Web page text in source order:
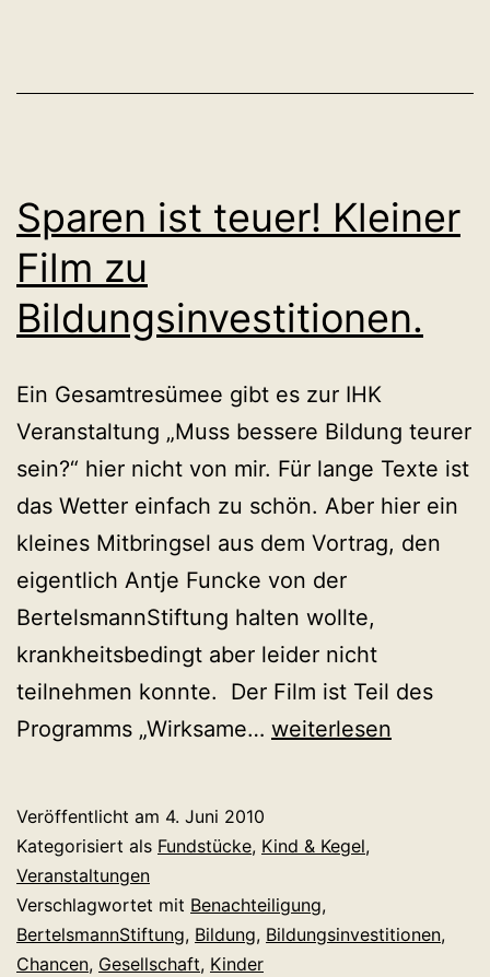
kleckern!
Sparen ist teuer! Kleiner
Film zu
Bildungsinvestitionen.
Ein Gesamtresümee gibt es zur IHK
Veranstaltung „Muss bessere Bildung teurer
sein?“ hier nicht von mir. Für lange Texte ist
das Wetter einfach zu schön. Aber hier ein
kleines Mitbringsel aus dem Vortrag, den
eigentlich Antje Funcke von der
BertelsmannStiftung halten wollte,
krankheitsbedingt aber leider nicht
teilnehmen konnte. Der Film ist Teil des
Programms „Wirksame… Sparen
Kleiner
zu
weiterlesen
Veröffentlicht am 4. Juni 2010
Kategorisiert als Fundstücke, Kind & Kegel,
Veranstaltungen
Verschlagwortet mit Benachteiligung,
BertelsmannStiftung, Bildung, Bildungsinvestitionen,
Chancen, Gesellschaft, Kinder